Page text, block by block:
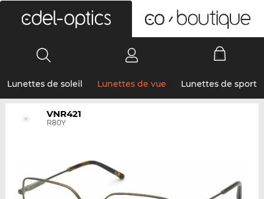
Lunettes de soleil Lunettes de vue Lunettes de sport
VNR421
R80Y